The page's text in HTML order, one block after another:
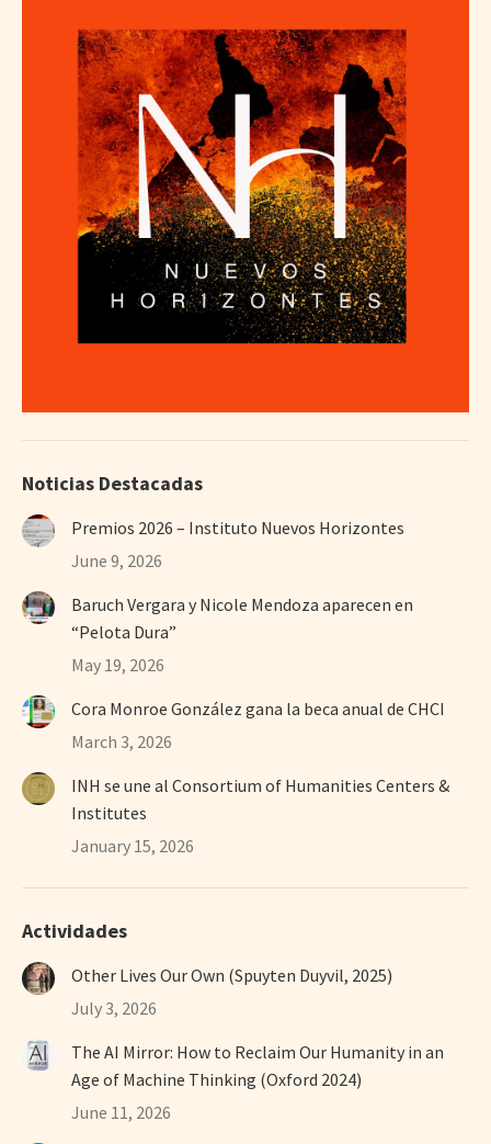
Noticias Destacadas
Premios 2026 – Instituto Nuevos Horizontes
June 9, 2026
Baruch Vergara y Nicole Mendoza aparecen en
“Pelota Dura”
May 19, 2026
Cora Monroe González gana la beca anual de CHCI
March 3, 2026
INH se une al Consortium of Humanities Centers &
Institutes
January 15, 2026
Actividades
Other Lives Our Own (Spuyten Duyvil, 2025)
July 3, 2026
The AI Mirror: How to Reclaim Our Humanity in an
Age of Machine Thinking (Oxford 2024)
June 11, 2026